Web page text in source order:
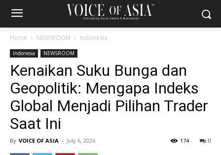
Home NEWSROOM Indonesia
Indonesia NEWSROOM
Kenaikan Suku Bunga dan
Geopolitik: Mengapa Indeks
Global Menjadi Pilihan Trader
Saat Ini
By VOICE OF ASIA - July 6, 2026 0
174